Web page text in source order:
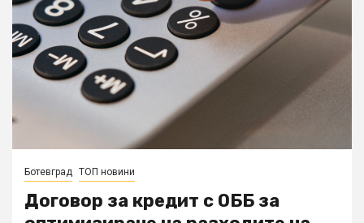
Ботевград ТОП новини
Договор за кредит с ОББ за